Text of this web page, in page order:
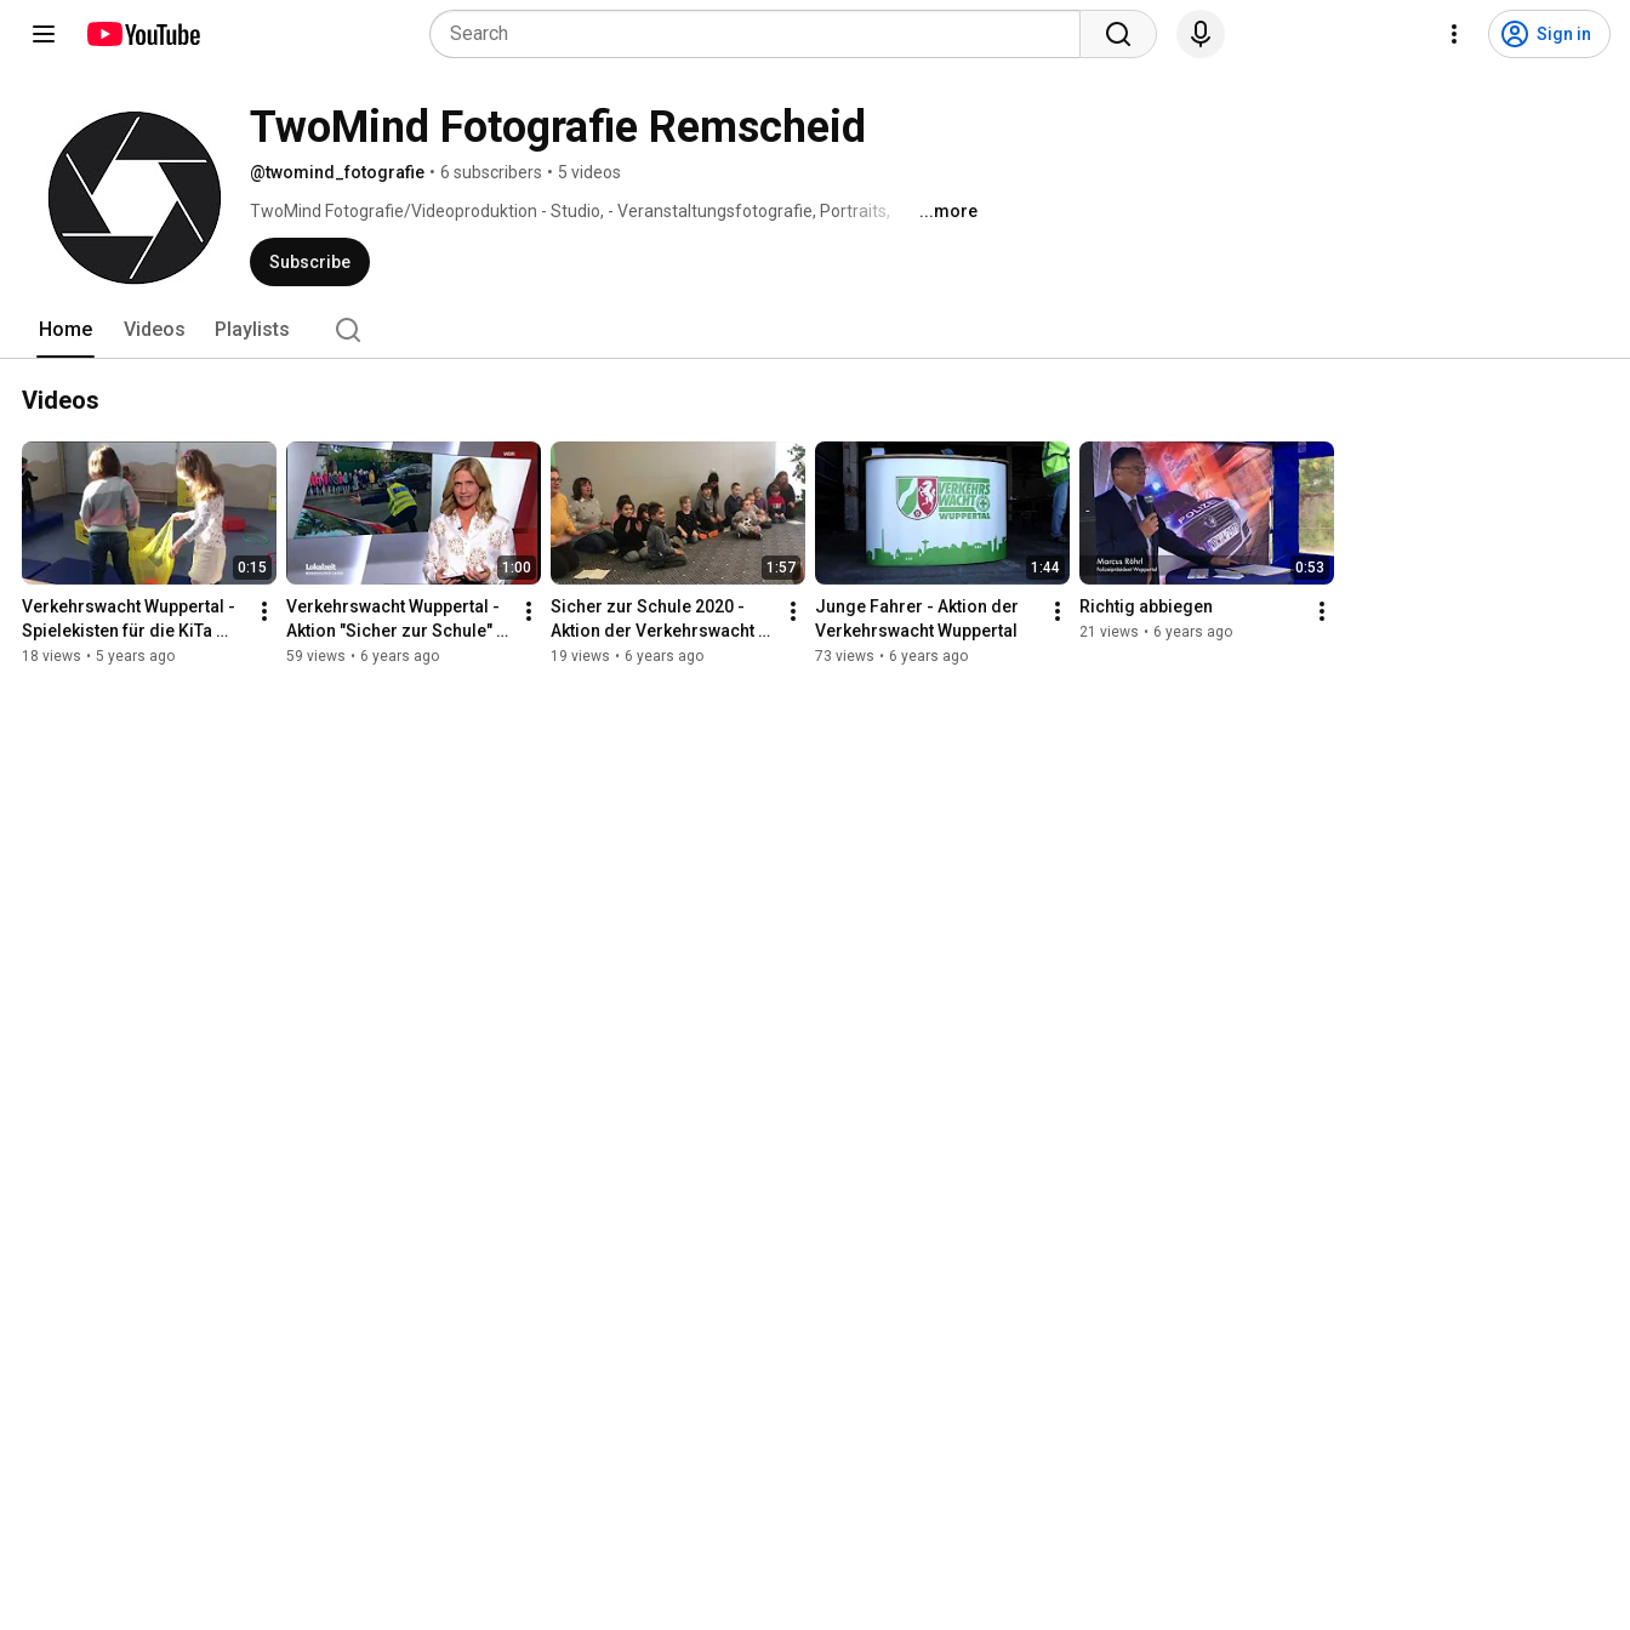
Sign in
TwoMind Fotografie Remscheid
@twomind_fotografie • 6 subscribers • 5 videos
TwoMind Fotografie/Videoproduktion - Studio, - Veranstaltungsfotografie, Portraits,
Firmenpräsentation mit Kamera und Drohne
...more
Subscribe
Home Videos Playlists
Videos
0:15
Verkehrswacht Wuppertal -
Spielekisten für die KiTa
Samoastraße
18 views • 5 years ago
1:00
Verkehrswacht Wuppertal -
Aktion "Sicher zur Schule"
2020
59 views • 6 years ago
1:57
Sicher zur Schule 2020 -
Aktion der Verkehrswacht
Wuppertal
19 views • 6 years ago
1:44
Junge Fahrer - Aktion der
Verkehrswacht Wuppertal
73 views • 6 years ago
0:53
Richtig abbiegen
21 views • 6 years ago